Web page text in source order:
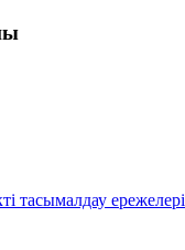
тасымалдау ережелері